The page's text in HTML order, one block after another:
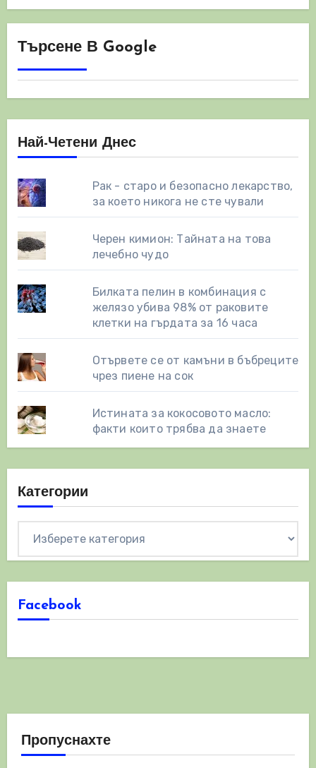
Търсене В Google
Най-Четени Днес
Рак - старо и безопасно лекарство,
за което никога не сте чували
Черен кимион: Тайната на това
лечебно чудо
Билката пелин в комбинация с
желязо убива 98% от раковите
клетки на гърдата за 16 часа
Отървете се от камъни в бъбреците
чрез пиене на сок
Истината за кокосовото масло:
факти които трябва да знаете
Категории
Facebook
Пропуснахте